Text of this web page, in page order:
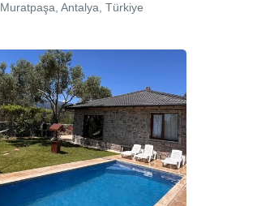
Muratpaşa, Antalya, Türkiye